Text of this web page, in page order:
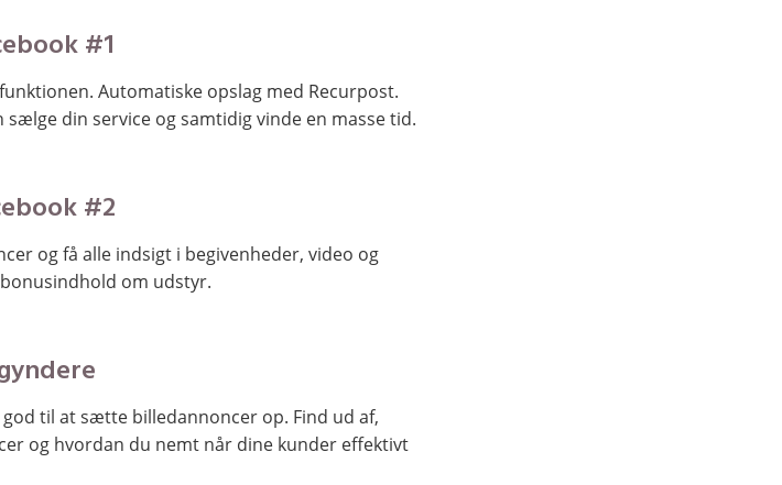
#1
Automatiske opslag med Recurpost.
din service og samtidig vinde en masse tid.
#2
og få alle indsigt i begivenheder, video og
bonusindhold om udstyr.
til at sætte billedannoncer op. Find ud af,
og hvordan du nemt når dine kunder effektivt